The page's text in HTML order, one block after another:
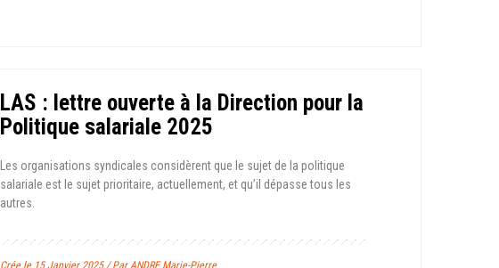
LAS : lettre ouverte à la Direction pour la
Politique salariale 2025
Les organisations syndicales considèrent que le sujet de la politique
salariale est le sujet prioritaire, actuellement, et qu’il dépasse tous les
autres.
Crée le 15 Janvier 2025 / Par ANDRE Marie-Pierre